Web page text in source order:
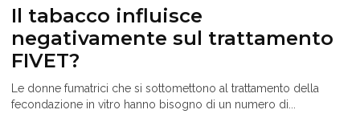
Il tabacco influisce
negativamente sul trattamento
FIVET?
Le donne fumatrici che si sottomettono al trattamento della
fecondazione in vitro hanno bisogno di un numero di...